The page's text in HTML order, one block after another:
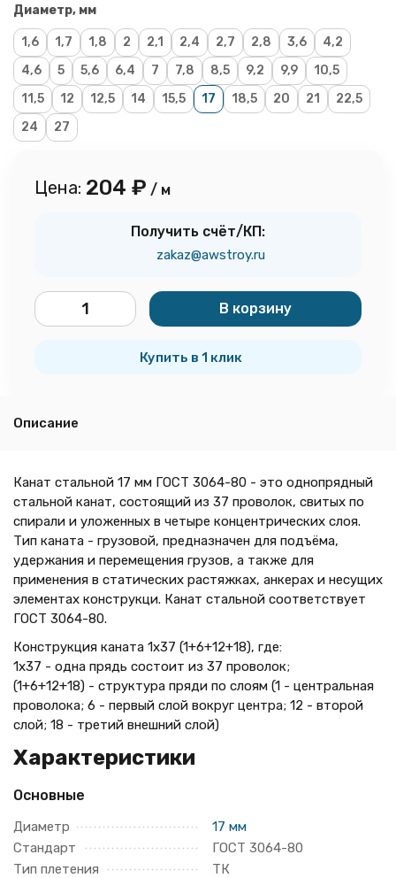
Диаметр, мм
1,6 1,7 1,8 2 2,1 2,4 2,7 2,8 3,6
4,2
4,6
5 5,6 6,4 7 7,8 8,5 9,2 9,9
10,5
11,5
12 12,5 14 15,5 17 18,5 20 21
22,5
24
27
Цена: 204 ₽ / м
Получить счёт/КП:
zakaz@awstroy.ru
В корзину
Купить в 1 клик
Описание
Канат стальной 17 мм ГОСТ 3064-80 - это однопрядный
стальной канат, состоящий из 37 проволок, свитых по
спирали и уложенных в четыре концентрических слоя.
Тип каната - грузовой, предназначен для подъёма,
удержания и перемещения грузов, а также для
применения в статических растяжках, анкерах и несущих
элементах конструкци. Канат стальной соответствует
ГОСТ 3064-80.
Конструкция каната 1х37 (1+6+12+18), где:
1х37 - одна прядь состоит из 37 проволок;
(1+6+12+18) - структура пряди по слоям (1 - центральная
проволока; 6 - первый слой вокруг центра; 12 - второй
слой; 18 - третий внешний слой)
Характеристики
Основные
Диаметр
17 мм
Стандарт
ГОСТ 3064-80
Тип плетения
ТК